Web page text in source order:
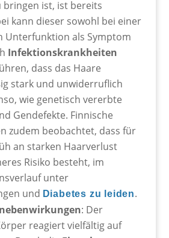
bringen ist, ist bereits
kann dieser sowohl bei einer
Unterfunktion als Symptom
Infektionskrankheiten
dass das Haare
stark und unwiderruflich
wie genetisch vererbte
Gendefekte. Finnische
zudem beobachtet, dass für
an starken Haarverlust
Risiko besteht, im
unter
und Diabetes zu leiden.
: Der
reagiert vielfältig auf